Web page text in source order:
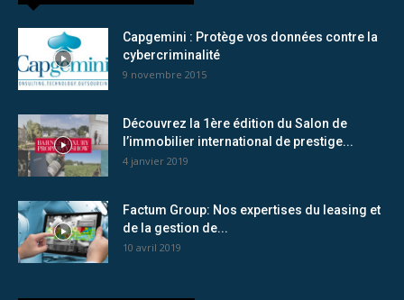
Capgemini : Protège vos données contre la
cybercriminalité
9 novembre 2015
Découvrez la 1ère édition du Salon de
l’immobilier international de prestige...
4 janvier 2019
Factum Group: Nos expertises du leasing et
de la gestion de...
10 avril 2019